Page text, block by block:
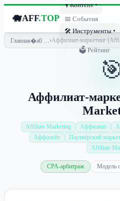
🐗AFF.TOP
🎙 Контент ▾
📅 События
🛠 Инструменты ▾
🗳 Рейтинг
Главная ›Аффилиат-маркетинг
Аффилиат-
Affiliate Marketing Аффилиат
Аффилейт
Партнёрский
Affiliate
CPA-арбитраж Модель